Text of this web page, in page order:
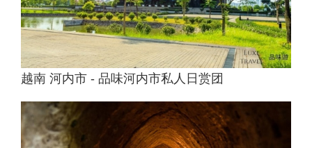
越南 河内市 - 品味河内市私人日赏团